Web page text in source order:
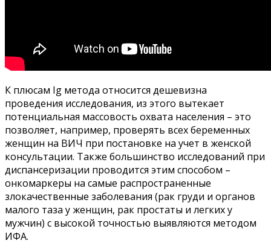
К плюсам Ig метода относится дешевизна
проведения исследования, из этого вытекает
потенциальная массовость охвата населения – это
позволяет, например, проверять всех беременных
женщин на ВИЧ при постановке на учет в женской
консультации. Также большинство исследований при
диспансеризации проводится этим способом –
онкомаркеры на самые распространенные
злокачественные заболевания (рак груди и органов
малого таза у женщин, рак простаты и легких у
мужчин) с высокой точностью выявляются методом
ИФА.